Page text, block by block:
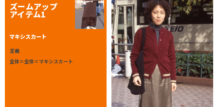
ズームアップ
アイテム1
マキシスカート
定義
全体＝全体＝マキシスカート